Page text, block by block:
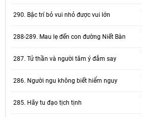
290. Bậc trí bỏ vui nhỏ được vui lớn
288-289. Mau lẹ đến con đường Niết Bàn
287. Tử thần và người tâm ý đắm say
286. Người ngu không biết hiểm nguy
285. Hãy tu đạo tịch tịnh